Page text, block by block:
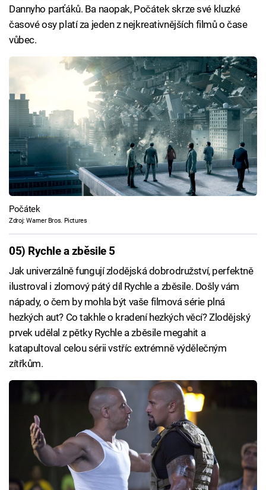
Dannyho parťáků. Ba naopak, Počátek skrze své kluzké
časové osy platí za jeden z nejkreativnějších filmů o čase
vůbec.
Počátek
Zdroj: Warner Bros. Pictures
05) Rychle a zběsile 5
Jak univerzálně fungují zlodějská dobrodružství, perfektně
ilustroval i zlomový pátý díl Rychle a zběsile. Došly vám
nápady, o čem by mohla být vaše filmová série plná
hezkých aut? Co takhle o kradení hezkých věcí? Zlodějský
prvek udělal z pětky Rychle a zběsile megahit a
katapultoval celou sérii vstříc extrémně výdělečným
zítřkům.